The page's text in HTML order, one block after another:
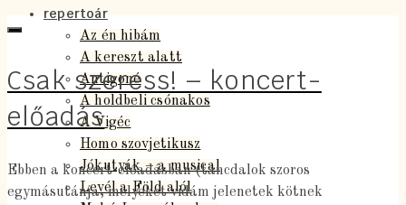
repertoár
Az én hibám
A kereszt alatt
Antigoné
A holdbeli csónakos
A Vigéc
Homo szovjetikusz
Jókutyák – a musical
Levél a Föld alól
Csak szeress! – koncert-
előadás
Ebben a koncert-előadásban (táncdalok szoros
egymásutánja, melyeket vidám jelenetek kötnek